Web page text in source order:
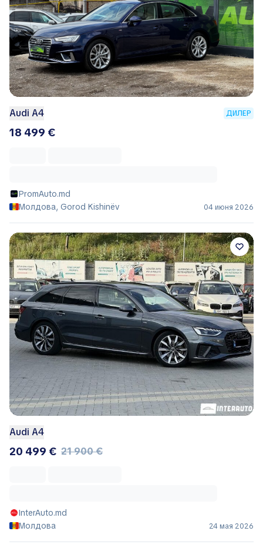
Audi A4 ДИЛЕР
18 499 €
PromAuto.md
Молдова, Gorod Kishinëv
04 июня 2026
Audi A4
20 499 € 21 900 €
InterAuto.md
Молдова
24 мая 2026